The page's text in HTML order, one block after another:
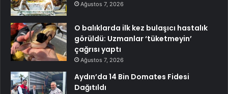
Ağustos 7, 2026
O balıklarda ilk kez bulaşıcı hastalık
görüldü: Uzmanlar ‘tüketmeyin’
çağrısı yaptı
Ağustos 7, 2026
Aydın’da 14 Bin Domates Fidesi
Dağıtıldı